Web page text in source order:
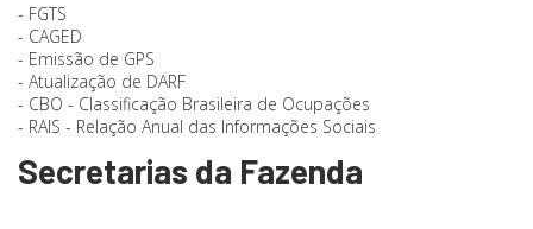
- FGTS
- CAGED
- Emissão de GPS
- Atualização de DARF
- CBO - Classificação Brasileira de Ocupações
- RAIS - Relação Anual das Informações Sociais
Secretarias da Fazenda